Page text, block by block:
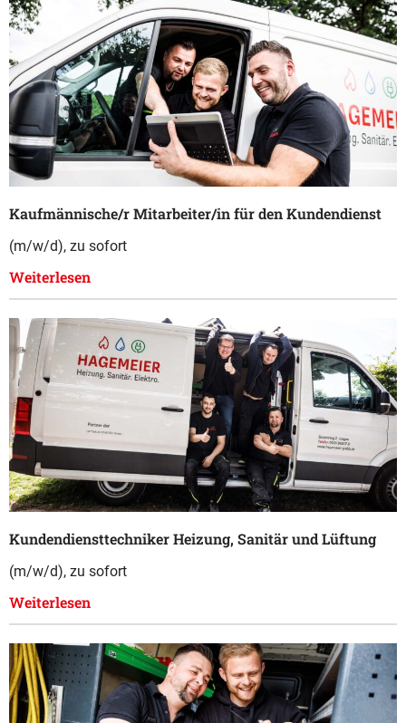
Kaufmännische/r Mitarbeiter/in für den Kundendienst
(m/w/d), zu sofort
Weiterlesen
Kundendiensttechniker Heizung, Sanitär und Lüftung
(m/w/d), zu sofort
Weiterlesen